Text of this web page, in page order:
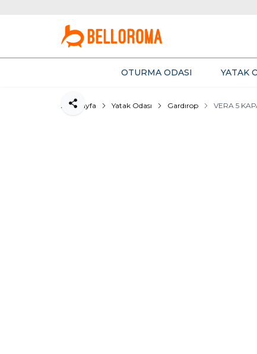
OTURMA ODASI YATAK
Ana Sayfa Yatak Odası Gardırop VERA 5
Paylaş